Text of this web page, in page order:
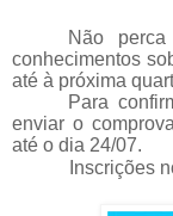
Não
conhecimentos
até à próxima
Para
enviar o
até o dia 24/07.
Inscrições